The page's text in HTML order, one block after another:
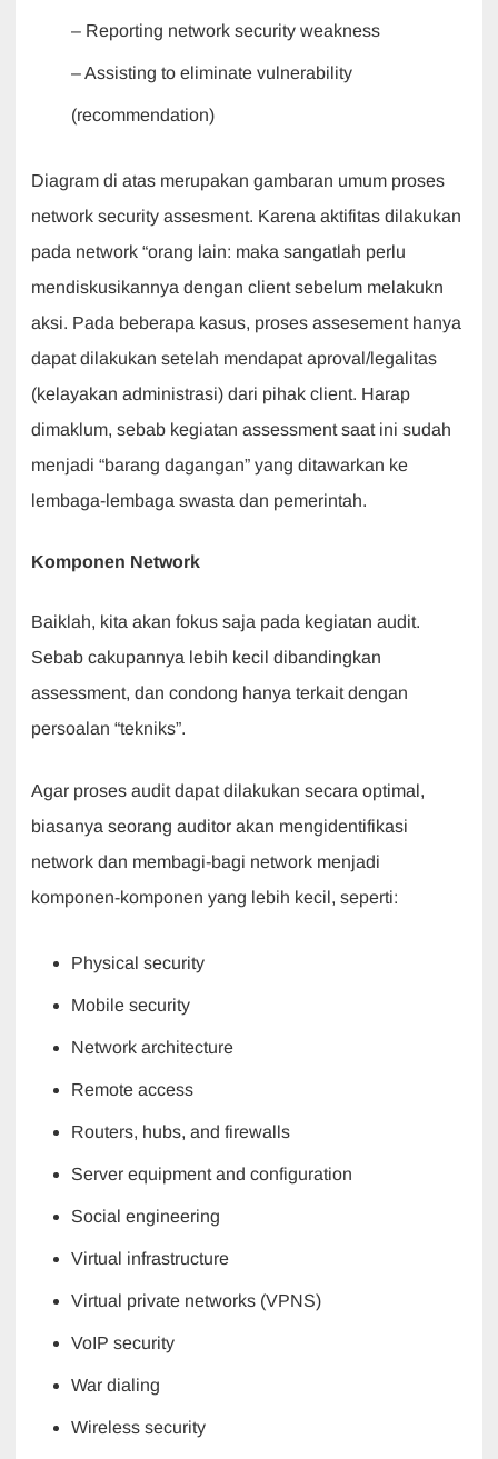
– Reporting network security weakness
– Assisting to eliminate vulnerability
(recommendation)
Diagram di atas merupakan gambaran umum proses
network security assesment. Karena aktifitas dilakukan
pada network “orang lain: maka sangatlah perlu
mendiskusikannya dengan client sebelum melakukn
aksi. Pada beberapa kasus, proses assesement hanya
dapat dilakukan setelah mendapat aproval/legalitas
(kelayakan administrasi) dari pihak client. Harap
dimaklum, sebab kegiatan assessment saat ini sudah
menjadi “barang dagangan” yang ditawarkan ke
lembaga-lembaga swasta dan pemerintah.
Komponen Network
Baiklah, kita akan fokus saja pada kegiatan audit.
Sebab cakupannya lebih kecil dibandingkan
assessment, dan condong hanya terkait dengan
persoalan “tekniks”.
Agar proses audit dapat dilakukan secara optimal,
biasanya seorang auditor akan mengidentifikasi
network dan membagi-bagi network menjadi
komponen-komponen yang lebih kecil, seperti:
Physical security
Mobile security
Network architecture
Remote access
Routers, hubs, and firewalls
Server equipment and configuration
Social engineering
Virtual infrastructure
Virtual private networks (VPNS)
VoIP security
War dialing
Wireless security